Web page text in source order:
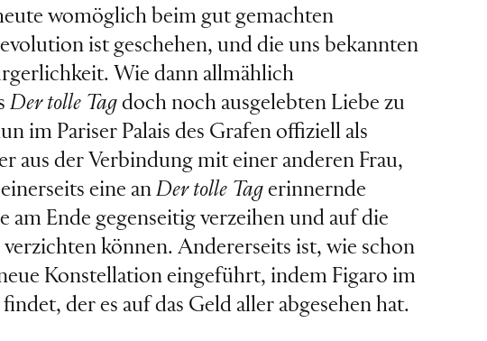
womöglich beim gut gemachten
ist geschehen, und die uns bekannten
Wie dann allmählich
Der tolle Tagdoch noch ausgelebten Liebe zu
im Pariser Palais des Grafen offiziell als
aus der Verbindung mit einer anderen Frau,
eine an Der tolle Tagerinnernde
Ende gegenseitig verzeihen und auf die
können. Andererseits ist, wie schon
Konstellation eingeführt, indem Figaro im
der es auf das Geld aller abgesehen hat.